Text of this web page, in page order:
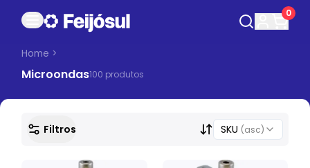
0
Home >
Microondas100 produtos
Filtros SKU (asc)